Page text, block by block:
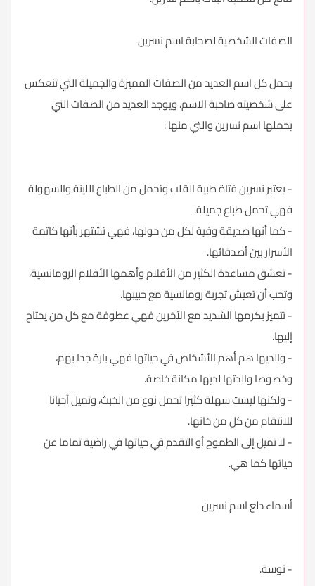
الصفات الشخصية لصحابة اسم نسرين
يحمل كل اسم العديد من الصفات المميزة والجميلة التي تنعكس
على شخصيته صاحبة الاسم، ويوجد العديد من الصفات التي
يحملها اسم نسرين والتي منها :
- يعتبر نسرين فتاة طبية القلب وتحمل من الطباع اللينة والسهولة
فهي تحمل طباع جميلة.
- كما أنها صديقة وفية لكل من حولها، فهي تشتهر بأنها كاتمة
الأسرار بين أصدقائها.
- تعشق مساعدة الكثير من الأفلام وأهمها الأفلام الرومانسية،
وتحب أن تعيش تجربة رومانسية مع حبيبها.
- تتميز بكرمها الشديد مع الآخرين فهي عطوفة مع كل من يحتاج
إليها.
- والديها هم أهم الأشخاص في حياتها فهي بارة جدا بهم،
وخصوصا والدتها لديها مكانة خاصة.
- ولكنها ليست سهلة كثيرا تحمل نوع من الخبث، وتميل أحيانا
للانتقام من كل من خانها.
- لا تميل إلى الطموح أو التقدم في حياتها في راضية تماما عن
حياتها كما هي.
أسماء دلع اسم نسرين
- نوسة.